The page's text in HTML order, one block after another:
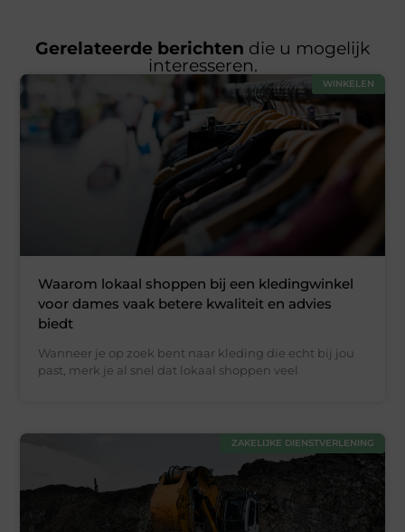
Gerelateerde berichten die u mogelijk
interesseren.
WINKELEN
Waarom lokaal shoppen bij een kledingwinkel
voor dames vaak betere kwaliteit en advies
biedt
Wanneer je op zoek bent naar kleding die echt bij jou
past, merk je al snel dat lokaal shoppen veel
ZAKELIJKE DIENSTVERLENING